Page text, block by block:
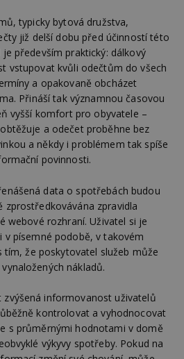
typicky bytová družstva,
již delší dobu před účinností této
především praktický: dálkový
vstupovat kvůli odečtům do všech
a opakovaně obcházet
Přináší tak významnou časovou
vyšší komfort pro obyvatele –
a odečet proběhne bez
a někdy i problémem tak spíše
povinnosti.
data o spotřebách budou
zpravidla
webové rozhraní. Uživatel si je
v písemné podobě, v takovém
že poskytovatel služeb může
nákladů.
zvýšená informovanost uživatelů
kontrolovat a vyhodnocovat
s průměrnými hodnotami v domě
výkyvy spotřeby. Pokud na